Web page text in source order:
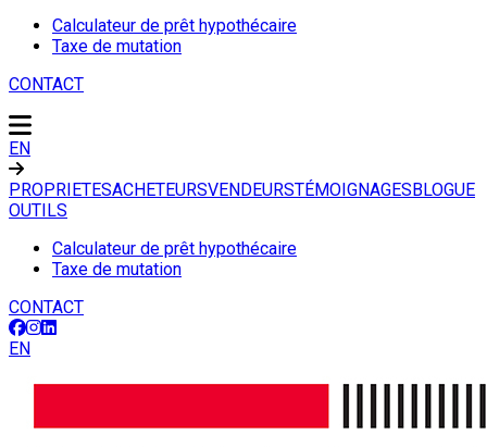
Calculateur de prêt hypothécaire
Taxe de mutation
CONTACT
EN
PROPRIETESACHETEURSVENDEURSTÉMOIGNAGESBLOGUE
OUTILS
Calculateur de prêt hypothécaire
Taxe de mutation
CONTACT
EN